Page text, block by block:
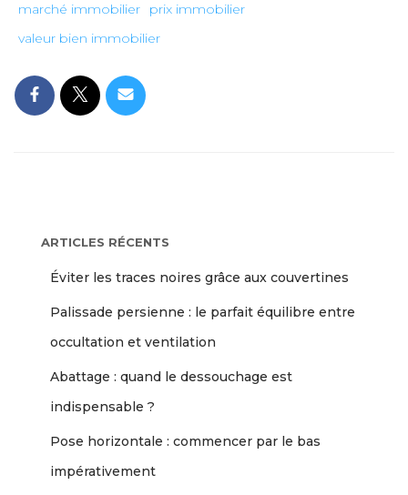
marché immobilier
prix immobilier
valeur bien immobilier
ARTICLES RÉCENTS
Éviter les traces noires grâce aux couvertines
Palissade persienne : le parfait équilibre entre
occultation et ventilation
Abattage : quand le dessouchage est
indispensable ?
Pose horizontale : commencer par le bas
impérativement